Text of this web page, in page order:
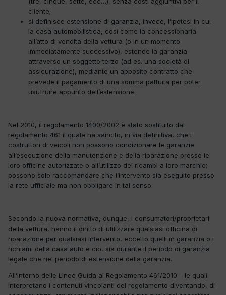
cliente;
si definisce estensione di garanzia, invece, l’ipotesi in cui
la casa automobilistica, così come la concessionaria
all’atto di vendita della vettura (o in un momento
immediatamente successivo), estende la garanzia
attraverso un soggetto terzo (ad es. una società di
assicurazione), mediante un apposito contratto che
prevede il pagamento di una somma pattuita per poter
usufruire appunto dell’estensione.
Nel 2010, il regolamento 1400/2002 è stato sostituito dal
regolamento 461 il quale ha sancito, in via definitiva, che i
costruttori di veicoli non possono condizionare le garanzie
all’esecuzione della manutenzione e della riparazione presso le
loro officine autorizzate o all’utilizzo dei ricambi a loro marchio;
possono solo raccomandare che l’intervento sia eseguito presso
la rete ufficiale ma non obbligare in tal senso.
Secondo la nuova normativa, dunque, i consumatori/proprietari
della vettura, hanno il diritto di utilizzare qualsiasi officina di
riparazione per qualsiasi intervento, eccetto quelli in garanzia o i
richiami della casa auto e ciò, sia durante il periodo di garanzia
legale che nel periodo di estensione della garanzia.
All’interno delle Linee Guida al Regolamento 461/2010 – le quali
interpretano i contenuti vincolanti del regolamento diventando, di